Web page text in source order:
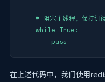
# 阻塞主线程，保持订
    while True:
        pass
在上述代码中，我们使用